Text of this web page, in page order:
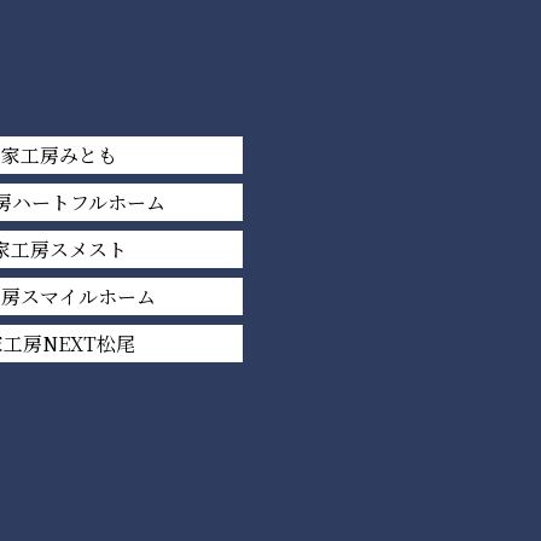
工房みとも
ハートフルホーム
工房スメスト
スマイルホーム
房NEXT松尾